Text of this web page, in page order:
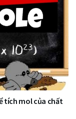
tích mol của chất